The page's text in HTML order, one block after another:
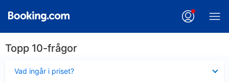
Topp 10-frågor
Vad ingår i priset?
mindre